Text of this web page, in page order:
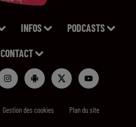
INFOS PODCASTS
CONTACT
Gestion des cookies Plan du site